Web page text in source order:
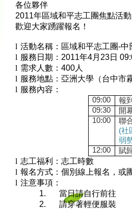
各位夥伴
2011年區域和平志工團焦點活
歡迎大家踴躍報名！
l 活動名稱：區域和平志工團-中
l 服務日期： 2011年4月 23日
l 需求人數： 400人
l 服務地點：亞洲大學（台中市
l 服務內容：
09:00
報到
09:30
開
10:00
聯
(社
弱
12:00
賦
l 志工福利：志工時數
l 報名方式：個別線上報名，或
l 注意事項：
1.
當日請自行前往
2.
請穿著輕便服裝